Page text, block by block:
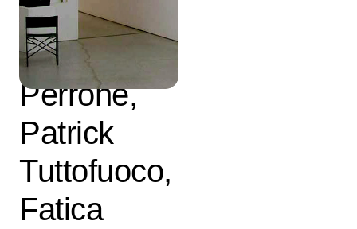
Favaretto,
Diego
Perrone,
Patrick
Tuttofuoco,
Fatica